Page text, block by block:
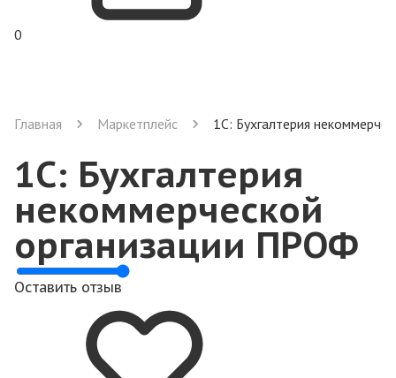
0
Главная Маркетплейс 1С: Бухгалтерия
1С: Бухгалтерия
некоммерческой
организации ПРОФ
Оставить отзыв